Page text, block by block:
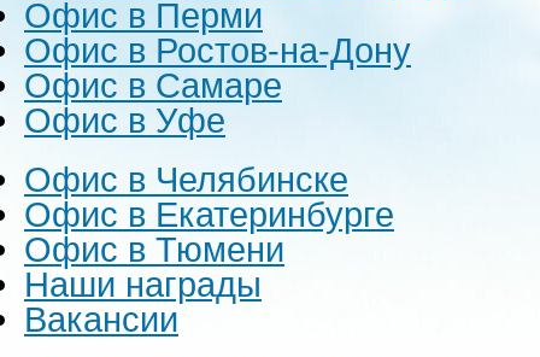
Офис в Перми
Офис в Ростов-на-Дону
Офис в Самаре
Офис в Уфе
Офис в Челябинске
Офис в Екатеринбурге
Офис в Тюмени
Наши награды
Вакансии